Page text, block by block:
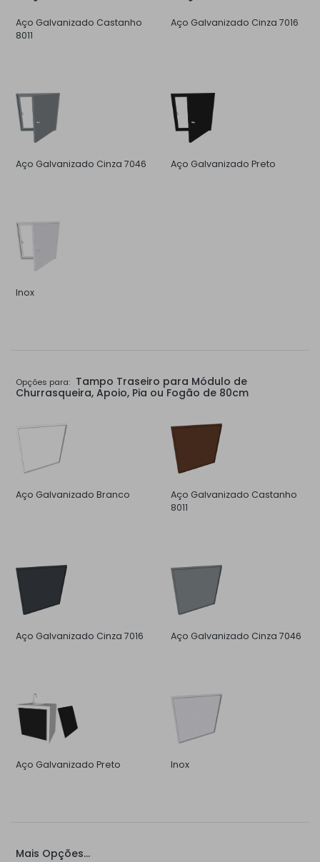
Aço Galvanizado Castanho
8011
Aço Galvanizado Cinza 7016
Aço Galvanizado Cinza 7046 Aço Galvanizado Preto
Inox
Opções para: Tampo Traseiro para Módulo de
Churrasqueira, Apoio, Pia ou Fogão de 80cm
Aço Galvanizado Branco
Aço Galvanizado Castanho
8011
Aço Galvanizado Cinza 7016 Aço Galvanizado Cinza 7046
Aço Galvanizado Preto Inox
Mais Opções...